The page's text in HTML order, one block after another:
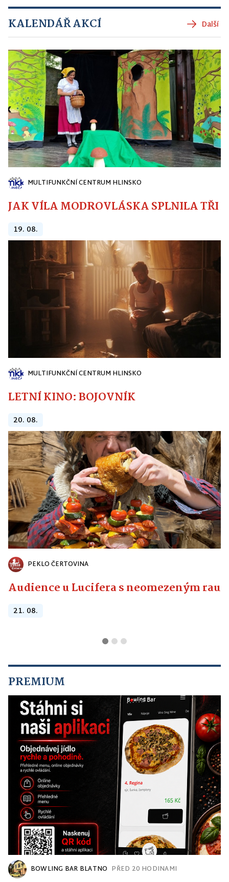
KALENDÁŘ AKCÍ Další
MULTIFUNKČNÍ CENTRUM HLINSKO
JAK VÍLA MODROVLÁSKA SPLNILA
19. 08.
MULTIFUNKČNÍ CENTRUM HLINSKO
LETNÍ KINO: BOJOVNÍK
20. 08.
PEKLO ČERTOVINA
Audience u Lucifera s neomezeným
21. 08.
PREMIUM
BOWLING BAR BLATNO PŘED 20 HODINAMI